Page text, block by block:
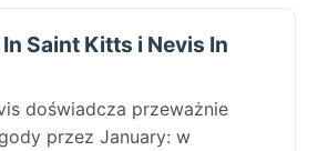
Saint Kitts i Nevis In
doświadcza przeważnie
przez January: w